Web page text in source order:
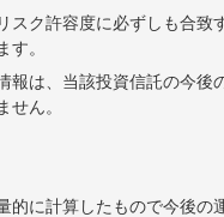
ク許容度に必ずしも合致
。
は、当該投資信託の今後
ん。
に計算したもので今後の